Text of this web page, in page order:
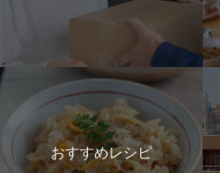
おすすめレシピ